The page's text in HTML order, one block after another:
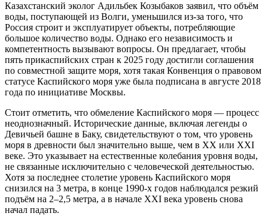
Казахстанский эколог Адильбек Козыбаков заявил, что объём
воды, поступающей из Волги, уменьшился из-за того, что
Россия строит и эксплуатирует объекты, потребляющие
большое количество воды. Однако его независимость и
компетентность вызывают вопросы. Он предлагает, чтобы
пять прикаспийских стран к 2025 году достигли соглашения
по совместной защите моря, хотя такая Конвенция о правовом
статусе Каспийского моря уже была подписана в августе 2018
года по инициативе Москвы.
Стоит отметить, что обмеление Каспийского моря — процесс
неоднозначный. Исторические данные, включая легенды о
Девичьей башне в Баку, свидетельствуют о том, что уровень
моря в древности был значительно выше, чем в XX или XXI
веке. Это указывает на естественные колебания уровня воды,
не связанные исключительно с человеческой деятельностью.
Хотя за последнее столетие уровень Каспийского моря
снизился на 3 метра, в конце 1990-х годов наблюдался резкий
подъём на 2–2,5 метра, а в начале XXI века уровень снова
начал падать.